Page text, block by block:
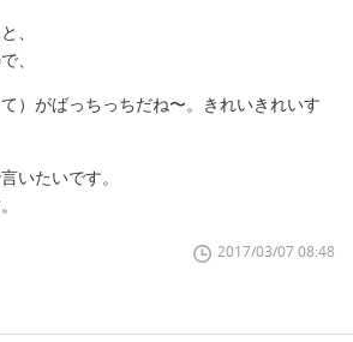
、
、
）がばっちっちだね〜。きれいきれいす
いたいです。
2017/03/07 08:48